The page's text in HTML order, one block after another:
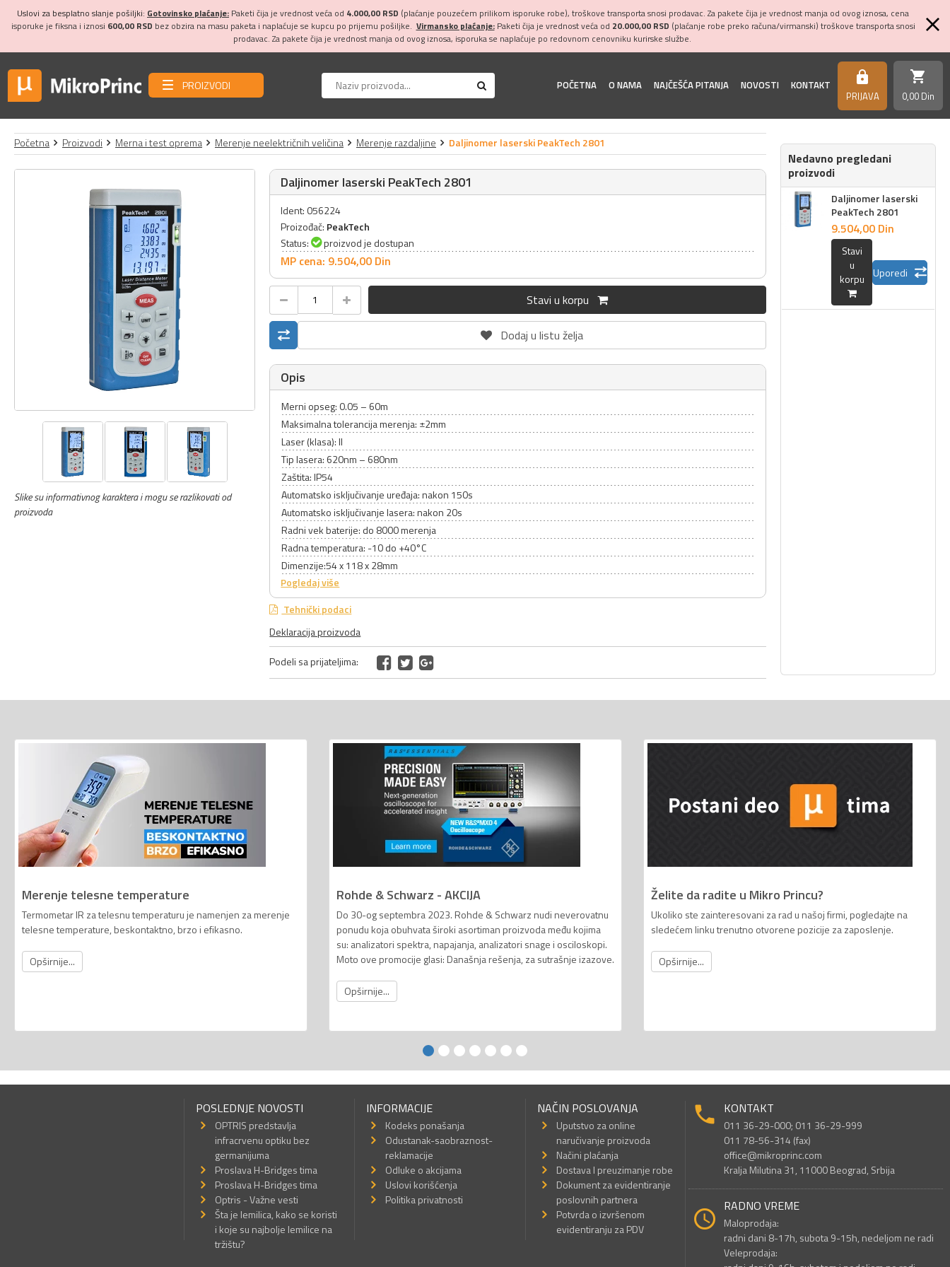
Uslovi za besplatno slanje pošiljki: Gotovinsko plaćanje: Paketi čija je vrednost veća od 4.000,00 RSD (plaćanje pouzećem prilikom isporuke robe), troškove transporta snosi prodavac. Za pakete čija je vrednost manja od ovog iznosa, cena
isporuke je fiksna i iznosi 600,00 RSD bez obzira na masu paketa i naplaćuje se kupcu po prijemu pošiljke. Virmansko plaćanje:Paketi čija je vrednost veća od 20.000,00 RSD (plaćanje robe preko računa/virmanski) troškove transporta snosi
prodavac. Za pakete čija je vrednost manja od ovog iznosa, isporuka se naplaćuje po redovnom cenovniku kurirske službe.
PROIZVODI POČETNA O NAMA NAJČEŠĆA PITANJA NOVOSTI KONTAKT https
PRIJAVA
shopping_cart
0,00 Din
Početna Proizvodi Merna i test oprema Merenje neelektričnih veličina Merenje razdaljine Daljinomer laserski PeakTech 2801
Slike su informativnog karaktera i mogu se razlikovati od
proizvoda
Daljinomer laserski PeakTech 2801
Ident: 056224
Proizođač: PeakTech
Status:
proizvod je dostupan
MP cena: 9.504,00 Din
Stavi u korpu
Dodaj u listu želja
Opis
Merni opseg: 0.05 – 60m
Maksimalna tolerancija merenja: ±2mm
Laser (klasa): II
Tip lasera: 620nm – 680nm
Zaštita: IP54
Automatsko isključivanje uređaja: nakon 150s
Automatsko isključivanje lasera: nakon 20s
Radni vek baterije: do 8000 merenja
Radna temperatura: -10 do +40°C
Dimenzije:54 x 118 x 28mm
Pogledaj više
Tehnički podaci
Deklaracija proizvoda
Podeli sa prijateljima:
Nedavno pregledani
proizvodi
Daljinomer laserski
PeakTech 2801
9.504,00 Din
Stavi
u
korpu
Uporedi
Merenje telesne temperature
Termometar IR za telesnu temperaturu je namenjen za merenje
telesne temperature, beskontaktno, brzo i efikasno.
Opširnije...
Rohde & Schwarz - AKCIJA
Do 30-og septembra 2023. Rohde & Schwarz nudi neverovatnu
ponudu koja obuhvata široki asortiman proizvoda među kojima
su: analizatori spektra, napajanja, analizatori snage i osciloskopi.
Moto ove promocije glasi: Današnja rešenja, za sutrašnje izazove.
Opširnije...
Želite da radite u Mikro Princu?
Ukoliko ste zainteresovani za rad u našoj firmi, pogledajte na
sledećem linku trenutno otvorene pozicije za zaposlenje.
Opširnije...
POSLEDNJE NOVOSTI
OPTRIS predstavlja
infracrvenu optiku bez
germanijuma
Proslava H-Bridges tima
Proslava H-Bridges tima
Optris - Važne vesti
Šta je lemilica, kako se koristi
i koje su najbolje lemilice na
tržištu?
INFORMACIJE
Kodeks ponašanja
Odustanak-saobraznost-
reklamacije
Odluke o akcijama
Uslovi korišćenja
Politika privatnosti
NAČIN POSLOVANJA
Uputstvo za online
naručivanje proizvoda
Načini plaćanja
Dostava I preuzimanje robe
Dokument za evidentiranje
poslovnih partnera
Potvrda o izvršenom
evidentiranju za PDV
KONTAKT
011 36-29-000; 011 36-29-999
011 78-56-314 (fax)
office@mikroprinc.com
Kralja Milutina 31, 11000 Beograd, Srbija
RADNO VREME
Maloprodaja:
radni dani 8-17h, subota 9-15h, nedeljom ne radi
Veleprodaja: